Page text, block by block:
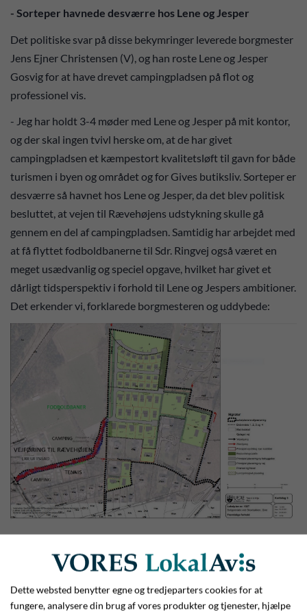
- Sorteper havnede desværre hos Lene og Jesper
Det politiske svar på disse bekymringer leverede borgmester
Jens Ejner Christensen (V), og han roste Lene og Jesper
Gosvig for at have drevet campingpladsen på flot og
professionel vis.
- Jeg har holdt 3-4 møder med Lene og Jesper på mit kontor,
og der skal ingen tvivl herske om, at de har givet
campingpladsen et kæmpestort kvalitetsløft til gavn for både
turismen i byen og området og for Gives butiksliv. Sorteper er
desværre så havnet hos Lene og Jesper, da det blev politisk
besluttet, at vejen til Rævehøjens udstykning skulle gå
gennem en del af campingpladsen. Samtidig har arbejdet med
at få flyttet fodboldbanerne til Sdr. Ringvej også været en
meget usædvanlig og speciel opgave, hvilket har givet et
dårligt tidsperspektiv i forhold til Lene og Jespers ambitioner.
Det erkender vi, forklarede borgmesteren og uddybede:
fastsatte vejføring til udstykningerne hos Rævehøjen skal gå.
- Vi har ikke leveret godt nok i forhold til Lene og Jesper
Dette websted benytter egne og tredjeparters cookies for at
fungere, analysere din brug af vores produkter og tjenester, hjælpe